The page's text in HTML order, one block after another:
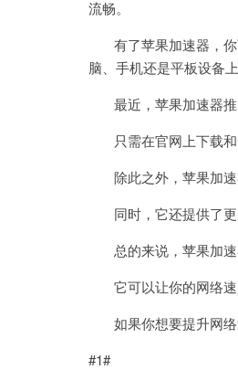
流畅。
有了苹果加速器，你
脑、手机还是平板设备
最近，苹果加速器推
只需在官网上下载和
除此之外，苹果加速
同时，它还提供了更
总的来说，苹果加速
它可以让你的网络速
如果你想要提升网络
#1#